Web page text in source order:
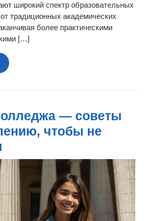
широкий спектр образовательных
традиционных академических
более практическими
[…]
— советы
чтобы не